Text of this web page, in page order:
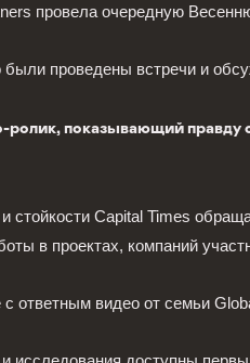
провела очередную
проведены встречи и
ролик, показывающий правду
стойкости Capital Times
в проектах, компаний
ответным видео от семьи